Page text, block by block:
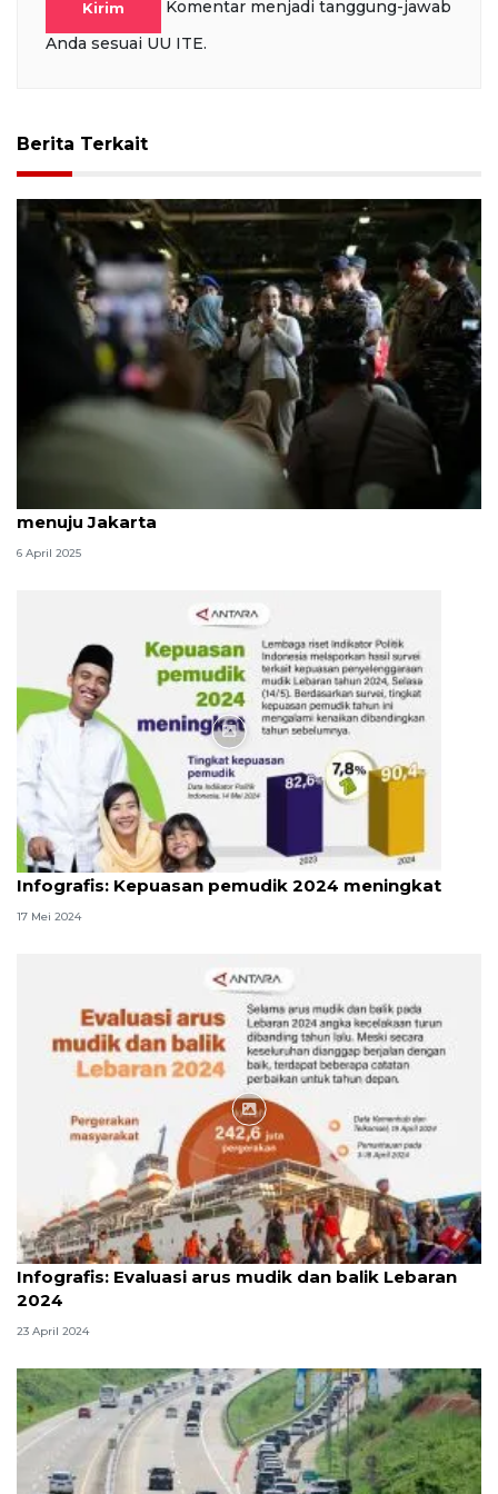
Kirim
Komentar menjadi tanggung-jawab
Anda sesuai UU ITE.
Berita Terkait
1.496 pemudik bertolak dari Pelabuhan Semarang
menuju Jakarta
6 April 2025
Infografik
Infografis: Kepuasan pemudik 2024 meningkat
17 Mei 2024
Infografik
Infografis: Evaluasi arus mudik dan balik Lebaran
2024
23 April 2024